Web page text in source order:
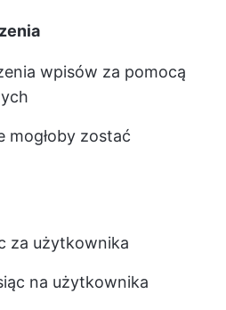
wpisów za pomocą
mogłoby zostać
za użytkownika
na użytkownika